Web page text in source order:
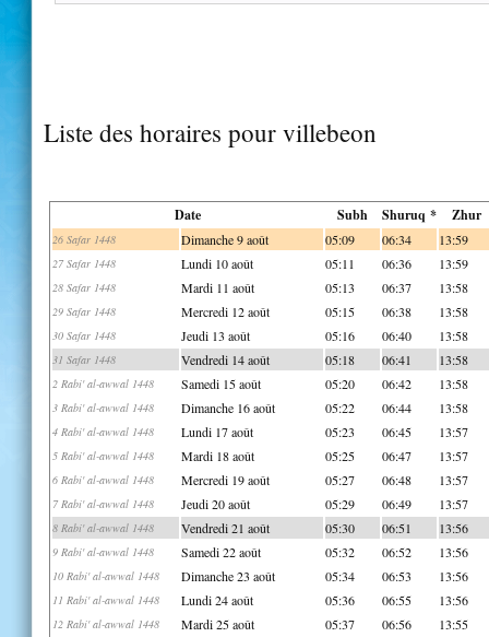
Liste des horaires pour villebeon
Date Subh Shuruq * Zhur
26 Safar 1448 Dimanche 9 août 05:09 06:34 13:59
27 Safar 1448 Lundi 10 août 05:11 06:36 13:59
28 Safar 1448 Mardi 11 août 05:13 06:37 13:58
29 Safar 1448 Mercredi 12 août 05:15 06:38 13:58
30 Safar 1448 Jeudi 13 août 05:16 06:40 13:58
31 Safar 1448 Vendredi 14 août 05:18 06:41 13:58
2 Rabi' al-awwal 1448 Samedi 15 août 05:20 06:42 13:58
3 Rabi' al-awwal 1448 Dimanche 16 août 05:22 06:44 13:58
4 Rabi' al-awwal 1448 Lundi 17 août 05:23 06:45 13:57
5 Rabi' al-awwal 1448 Mardi 18 août 05:25 06:47 13:57
6 Rabi' al-awwal 1448 Mercredi 19 août 05:27 06:48 13:57
7 Rabi' al-awwal 1448 Jeudi 20 août 05:29 06:49 13:57
8 Rabi' al-awwal 1448 Vendredi 21 août 05:30 06:51 13:56
9 Rabi' al-awwal 1448 Samedi 22 août 05:32 06:52 13:56
10 Rabi' al-awwal 1448 Dimanche 23 août 05:34 06:53 13:56
11 Rabi' al-awwal 1448 Lundi 24 août 05:36 06:55 13:56
12 Rabi' al-awwal 1448 Mardi 25 août 05:37 06:56 13:55